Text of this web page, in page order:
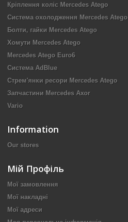
Кріплення коліс Mercedes Atego
Система охолодження Mercedes Atego
Болти, гайки Mercedes Atego
Хомути Mercedes Atego
Mercedes Atego Euro6
Система AdBlue
Стрем'янки ресори Mercedes Atego
Запчастини Mercedes Axor
Vario
Information
Our stores
Мій Профіль
Мої замовлення
Мої накладні
Мої адреси